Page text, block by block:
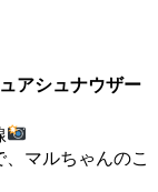
アシュナウザー
マルちゃんのこ